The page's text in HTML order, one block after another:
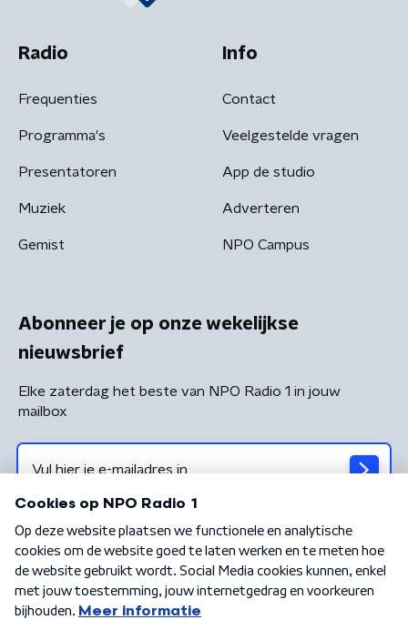
Radio
Frequenties
Programma's
Presentatoren
Muziek
Gemist
Info
Contact
Veelgestelde vragen
App de studio
Adverteren
NPO Campus
Abonneer je op onze wekelijkse
nieuwsbrief
Elke zaterdag het beste van NPO Radio 1 in jouw
mailbox
Algemene voorwaarden